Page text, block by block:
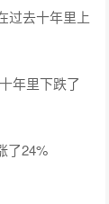
过去十年里上
年里下跌了
了24%